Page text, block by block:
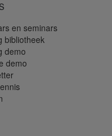
en seminars
bibliotheek
demo
demo